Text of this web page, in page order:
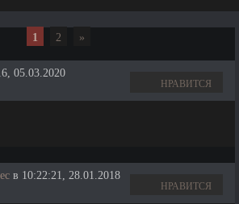
1 2 »
05.03.2020
НРАВИТСЯ
в 10:22:21, 28.01.2018
НРАВИТСЯ